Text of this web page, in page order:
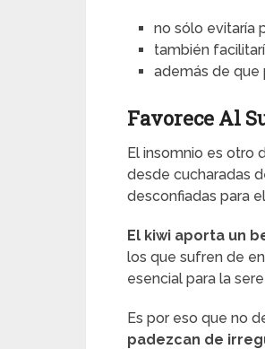
no sólo evitaría
también
además de que
Favorece Al
El insomnio es otro
desde cucharadas
desconfiadas para
El kiwi aporta un
los que sufren de
esencial para la
Es por eso que no
padezcan de